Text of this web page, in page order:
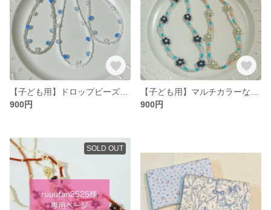
900円
900円
SOLD OUT